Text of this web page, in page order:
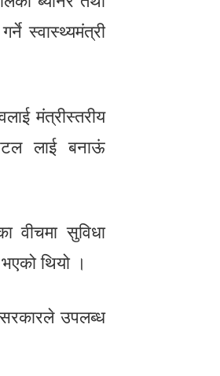
स्वास्थ्यमंत्री
मंत्रीस्तरीय
लाई बनाऊं
वीचमा सुविधा
थियो ।
उपलब्ध